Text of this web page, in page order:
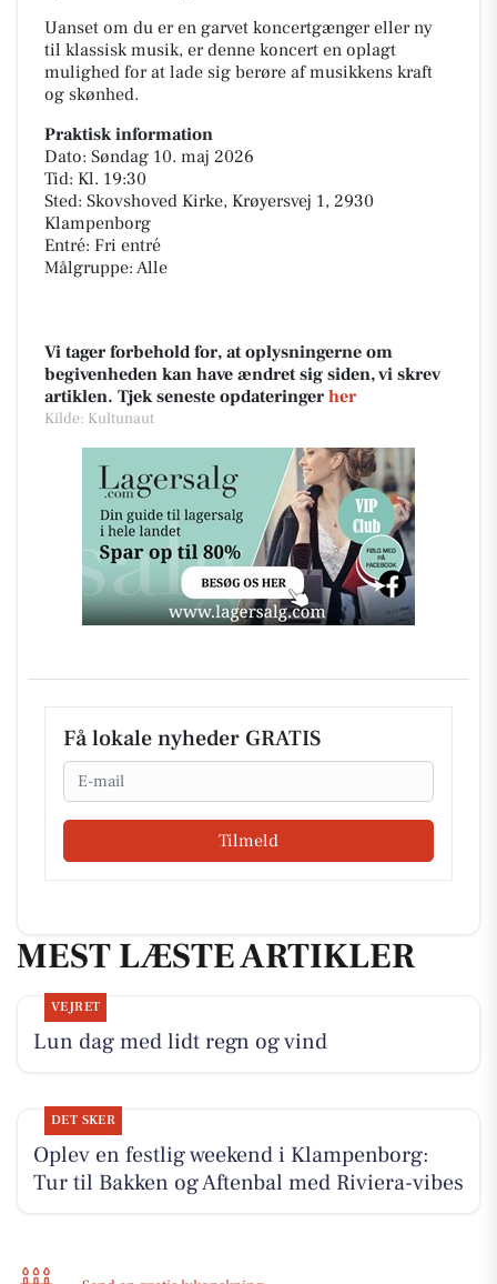
Uanset om du er en garvet koncertgænger eller ny
til klassisk musik, er denne koncert en oplagt
mulighed for at lade sig berøre af musikkens kraft
og skønhed.
Praktisk information
Dato: Søndag 10. maj 2026
Tid: Kl. 19:30
Sted: Skovshoved Kirke, Krøyersvej 1, 2930
Klampenborg
Entré: Fri entré
Målgruppe: Alle
Vi tager forbehold for, at oplysningerne om
begivenheden kan have ændret sig siden, vi skrev
artiklen. Tjek seneste opdateringer her
Kilde: Kultunaut
Få lokale nyheder GRATIS
Email
Tilmeld
MEST LÆSTE ARTIKLER
VEJRET
Lun dag med lidt regn og vind
DET SKER
Oplev en festlig weekend i Klampenborg:
Tur til Bakken og Aftenbal med Riviera-vibes